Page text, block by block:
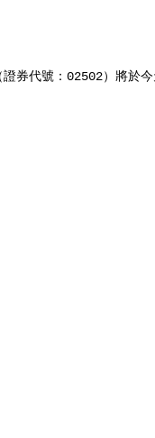
證券代號：02502）將於